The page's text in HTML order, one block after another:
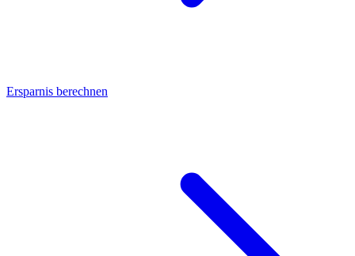
Ersparnis berechnen